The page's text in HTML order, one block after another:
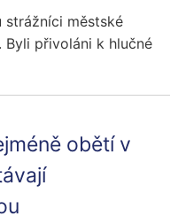
strážníci městské
přivoláni k hlučné
rušila noční klid.
obětí v